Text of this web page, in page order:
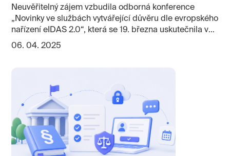
Neuvěřitelný zájem vzbudila odborná konference
„Novinky ve službách vytvářející důvěru dle evropského
nařízení eIDAS 2.0“, která se 19. března uskutečnila v
Poslanecké sněmovně pod záštitou poslance Roberta
06. 04. 2025